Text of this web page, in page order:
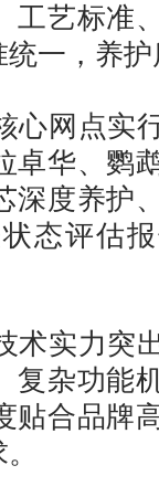
工艺标准
一，养
心网点实
卓华、鹦
深度养护
态评估
术实力突
复杂功能
贴合品牌